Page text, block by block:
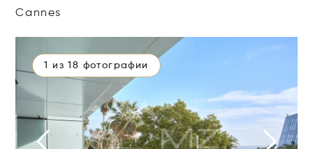
Cannes
1 из 18 фотографии